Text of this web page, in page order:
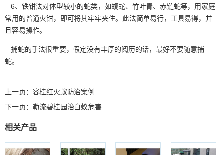
6、铁钳法对体型较小的蛇类，如蝮蛇、竹叶青、赤链蛇等，用家庭
常用的普通火钳，即可将其牢牢夹住。此法简单易行，工具易得，并
且容易操作。
捕蛇的手法很重要，假定没有丰厚的阅历的话，最好不要随意捕
蛇。
上一页： 容桂红火蚁防治案例
下一页： 勒流碧桂园治白蚁危害
相关产品